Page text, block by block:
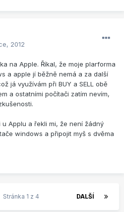
2012
na Apple. Říkal, že moje plarforma
a apple jí běžně nemá a za další
já využívám při BUY a SELL obě
a ostatními počítači zatím nevím,
Applu a řekli mi, že není žádný
windows a připojit myš s dvěma
DALŠÍ
Stránka 1 z 4